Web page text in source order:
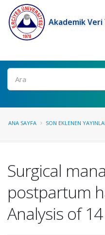
Akademik
Ara
ANA SAYFA SON EKLENEN
Surgical
postpartum
Analysis of